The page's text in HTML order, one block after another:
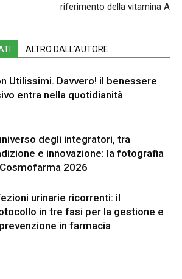
riferimento della vitamina A
ALTRO DALL'AUTORE
Utilissimi. Davvero! il benessere
entra nella quotidianità
degli integratori, tra
e innovazione: la fotografia
2026
urinarie ricorrenti: il
in tre fasi per la gestione e
in farmacia